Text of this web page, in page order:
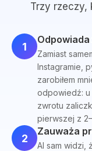
Trzy rzeczy,
1
Odpowiada
Zamiast
Instagramie,
zarobiłem
odpowiedź: u
zwrotu
pierwszej z
2
Zauważa
AI sam widzi,